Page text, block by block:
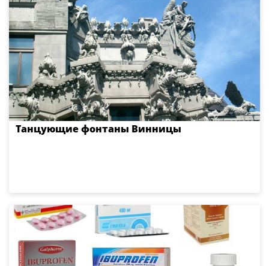
Танцующие фонтаны Винницы